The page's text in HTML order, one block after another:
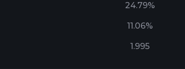
24.79%
11.06%
1.995